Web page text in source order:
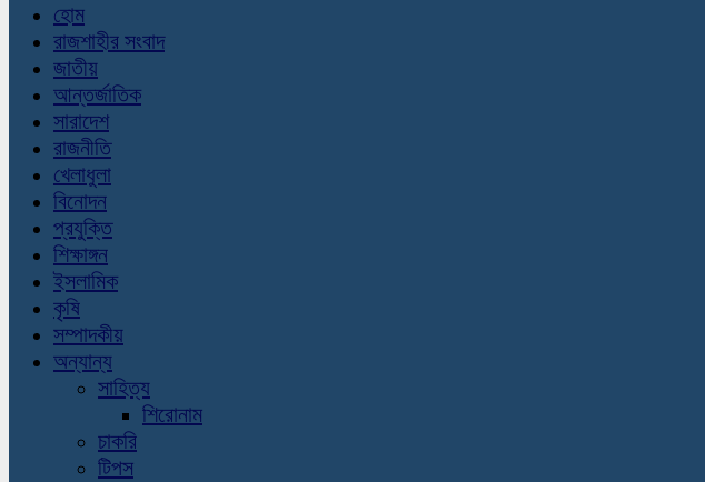
হোম
রাজশাহীর সংবাদ
জাতীয়
আন্তর্জাতিক
সারাদেশ
রাজনীতি
খেলাধুলা
বিনোদন
প্রযুক্তি
শিক্ষাঙ্গন
ইসলামিক
কৃষি
সম্পাদকীয়
অন্যান্য
সাহিত্য
শিরোনাম
চাকরি
টিপস